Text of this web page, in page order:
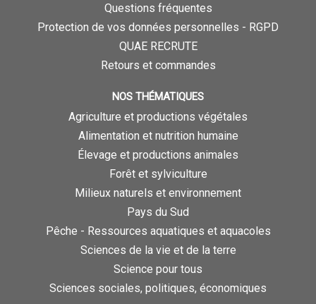
Questions fréquentes
Protection de vos données personnelles - RGPD
QUAE RECRUTE
Retours et commandes
NOS THÉMATIQUES
Agriculture et productions végétales
Alimentation et nutrition humaine
Élevage et productions animales
Forêt et sylviculture
Milieux naturels et environnement
Pays du Sud
Pêche - Ressources aquatiques et aquacoles
Sciences de la vie et de la terre
Science pour tous
Sciences sociales, politiques, économiques